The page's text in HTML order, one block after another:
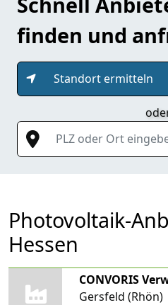
finden und
Standort ermitteln
PLZ oder Ort eingeben
Photovoltaik-
Hessen
CONVORIS
Gersfeld (Rhön)